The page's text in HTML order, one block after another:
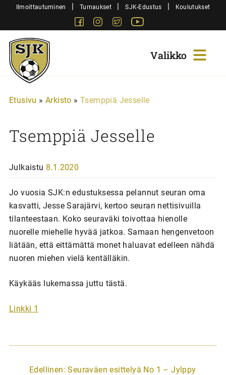
SiirryIlmoittautuminen | Turnaukset | SJK-Edustus | Koulutukset
FacebookInstagram
Twitter
Sjk-
Juniorit
Etusivu » Arkisto » Tsemppiä Jesselle
Tsemppiä Jesselle
Julkaistu 8.1.2020
Jo vuosia SJK:n edustuksessa pelannut seuran oma
kasvatti, Jesse Sarajärvi, kertoo seuran nettisivuilla
tilanteestaan. Koko seuraväki toivottaa hienolle
nuorelle miehelle hyvää jatkoa. Samaan hengenvetoon
liätään, että eittämättä monet haluavat edelleen nähdä
nuoren miehen vielä kentälläkin.
Käykääs lukemassa juttu tästä.
Linkki 1
A
Edellinen: Seuraväen esittelyä No 1 – Jylppy